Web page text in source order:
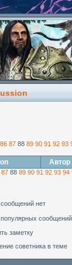
86 87 88 89 90 91 92 93
Автор
87 88 89 90 91 92 93 94
нет
заметку
советника в теме